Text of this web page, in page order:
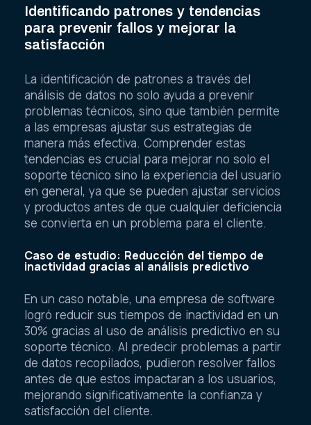
Identificando patrones y tendencias
para prevenir fallos y mejorar la
satisfacción
La identificación de patrones a través del
análisis de datos no solo ayuda a prevenir
problemas técnicos, sino que también permite
a las empresas ajustar sus estrategias de
manera más efectiva. Comprender estas
tendencias es crucial para mejorar no solo el
soporte técnico sino la experiencia del usuario
en general, ya que se pueden ajustar servicios
y productos antes de que cualquier deficiencia
se convierta en un problema para el cliente.
Caso de estudio: Reducción del tiempo de
inactividad gracias al análisis predictivo
En un caso notable, una empresa de software
logró reducir sus tiempos de inactividad en un
30% gracias al uso de análisis predictivo en su
soporte técnico. Al predecir problemas a partir
de datos recopilados, pudieron resolver fallos
antes de que estos impactaran a los usuarios,
mejorando significativamente la confianza y
satisfacción del cliente.